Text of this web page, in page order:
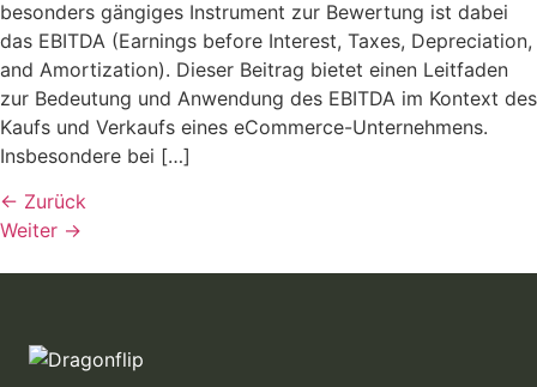
besonders gängiges Instrument zur Bewertung ist dabei
das EBITDA (Earnings before Interest, Taxes, Depreciation,
and Amortization). Dieser Beitrag bietet einen Leitfaden
zur Bedeutung und Anwendung des EBITDA im Kontext des
Kaufs und Verkaufs eines eCommerce-Unternehmens.
Insbesondere bei […]
← Zurück
Weiter →